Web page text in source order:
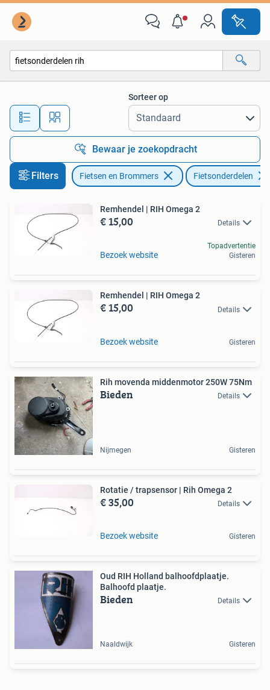
Alle afstanden…
Sorteer op
Bewaar je zoekopdracht
Filters Fietsen en Brommers Fietsonderdelen
Remhendel | RIH Omega 2
€ 15,00 Details
Bezoek website
Topadvertentie
Gisteren
Remhendel | RIH Omega 2
€ 15,00 Details
Bezoek website Gisteren
Rih movenda middenmotor 250W 75Nm
Bieden Details
Nijmegen Gisteren
Rotatie / trapsensor | Rih Omega 2
€ 35,00 Details
Bezoek website Gisteren
Oud RIH Holland balhoofdplaatje.
Balhoofd plaatje.
Bieden Details
Naaldwijk Gisteren